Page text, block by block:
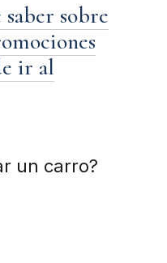
sobre
ir al
un carro?